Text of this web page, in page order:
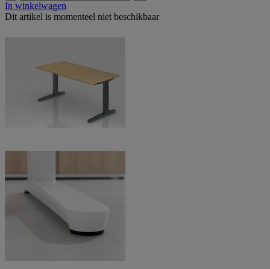
In winkelwagen
Dit artikel is momenteel niet beschikbaar